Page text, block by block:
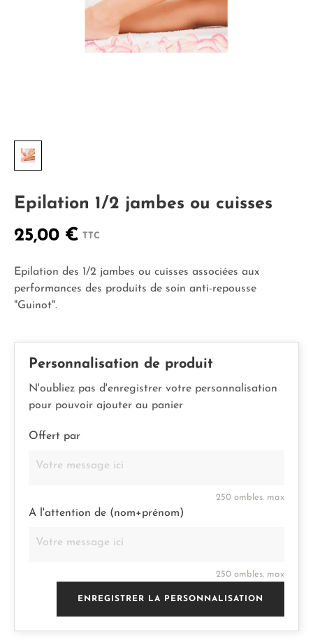
Epilation 1/2 jambes ou cuisses
25,00 € TTC
Epilation des 1/2 jambes ou cuisses associées aux
performances des produits de soin anti-repousse
"Guinot".
Personnalisation de produit
N'oubliez pas d'enregistrer votre personnalisation
pour pouvoir ajouter au panier
Offert par
250 ombles. max
A l'attention de (nom+prénom)
250 ombles. max
ENREGISTRER LA PERSONNALISATION